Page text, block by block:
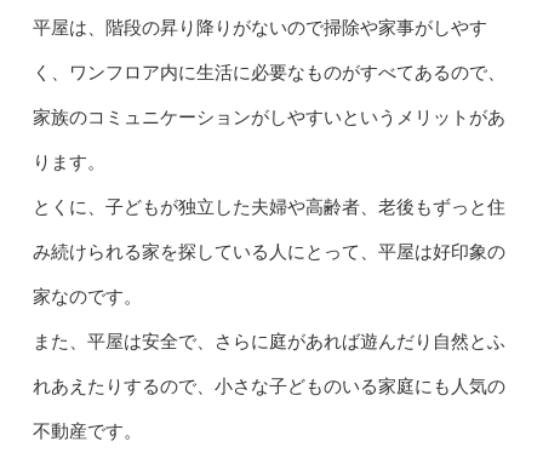
平屋は、階段の昇り降りがないので掃除や家事がしやす
く、ワンフロア内に生活に必要なものがすべてあるので、
家族のコミュニケーションがしやすいというメリットがあ
ります。
とくに、子どもが独立した夫婦や高齢者、老後もずっと住
み続けられる家を探している人にとって、平屋は好印象の
家なのです。
また、平屋は安全で、さらに庭があれば遊んだり自然とふ
れあえたりするので、小さな子どものいる家庭にも人気の
不動産です。